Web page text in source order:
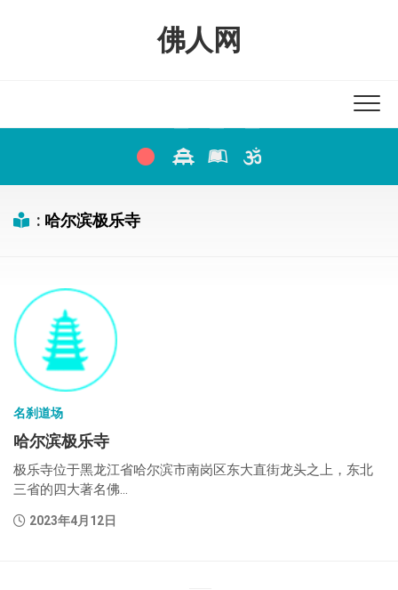
佛人网
: 哈尔滨极乐寺
名刹道场
哈尔滨极乐寺
极乐寺位于黑龙江省哈尔滨市南岗区东大直街龙头之上，东北
三省的四大著名佛...
2023年4月12日